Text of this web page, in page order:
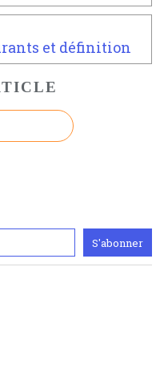
et définition